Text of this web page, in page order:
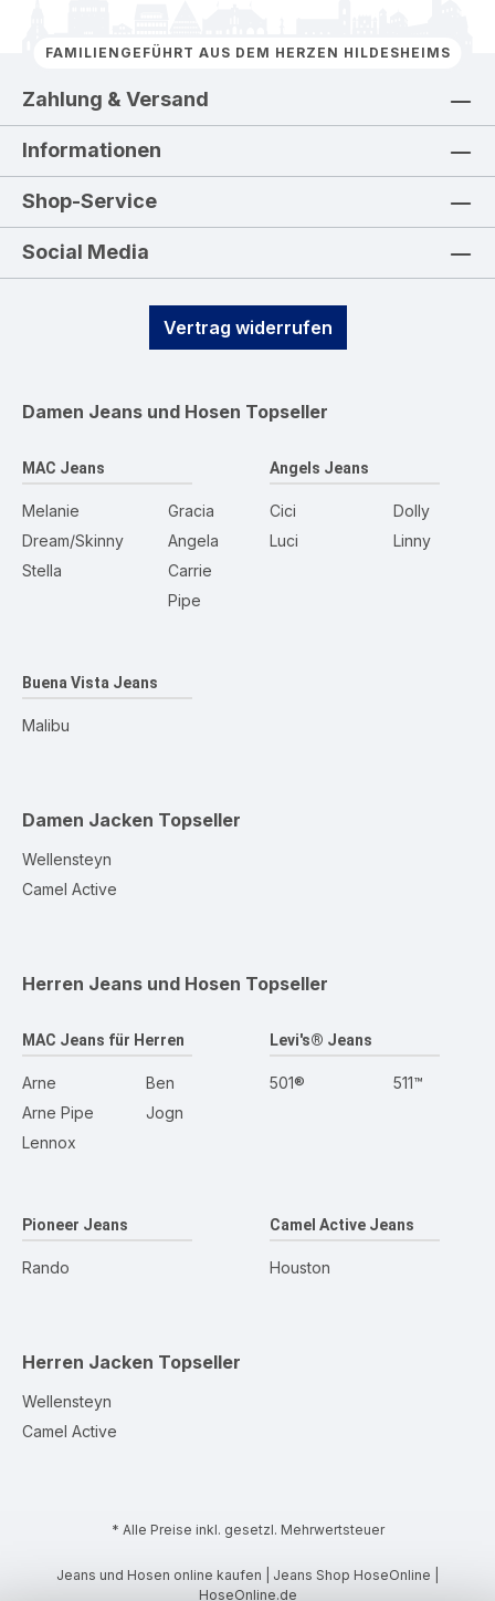
FAMILIENGEFÜHRT AUS DEM HERZEN HILDESHEIMS
Zahlung & Versand
Informationen
Shop-Service
Social Media
Vertrag widerrufen
Damen Jeans und Hosen Topseller
MAC Jeans
Melanie
Dream/Skinny
Stella
Gracia
Angela
Carrie
Pipe
Angels Jeans
Cici
Luci
Dolly
Linny
Buena Vista Jeans
Malibu
Damen Jacken Topseller
Wellensteyn
Camel Active
Herren Jeans und Hosen Topseller
MAC Jeans für Herren
Arne
Arne Pipe
Lennox
Ben
Jogn
Levi's® Jeans
501® 511™
Pioneer Jeans
Rando
Camel Active Jeans
Houston
Herren Jacken Topseller
Wellensteyn
Camel Active
* Alle Preise inkl. gesetzl. Mehrwertsteuer
Jeans und Hosen online kaufen | Jeans Shop HoseOnline |
HoseOnline.de